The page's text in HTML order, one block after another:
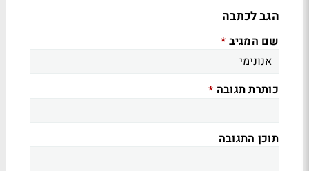
הגב לכתבה
שם המגיב *
כותרת תגובה *
תוכן התגובה